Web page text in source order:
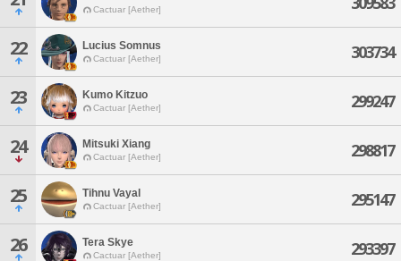
Cactuar [Aether]
22 Lucius Somnus
Cactuar [Aether] 303734
23 Kumo Kitzuo
Cactuar [Aether] 299247
24 Mitsuki Xiang
Cactuar [Aether] 298817
25 Tihnu Vayal
Cactuar [Aether] 295147
26 Tera Skye
Cactuar [Aether] 293397